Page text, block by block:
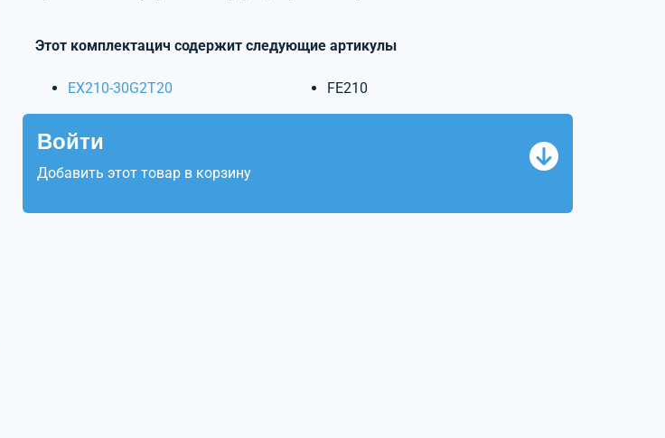
Этот комплектацич содержит следующие артикулы
EX210-30G2T20 FE210
Войти
Добавить этот товар в корзину